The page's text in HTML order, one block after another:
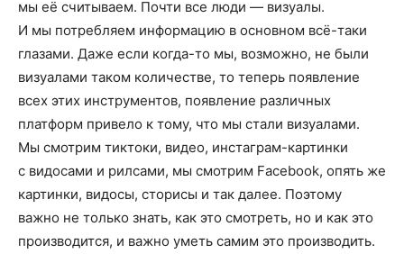
мы её считываем. Почти все люди — визуалы.
И мы потребляем информацию в основном всё-таки
глазами. Даже если когда-то мы, возможно, не были
визуалами таком количестве, то теперь появление
всех этих инструментов, появление различных
платформ привело к тому, что мы стали визуалами.
Мы смотрим тиктоки, видео, инстаграм-картинки
с видосами и рилсами, мы смотрим Facebook, опять же
картинки, видосы, сторисы и так далее. Поэтому
важно не только знать, как это смотреть, но и как это
производится, и важно уметь самим это производить.